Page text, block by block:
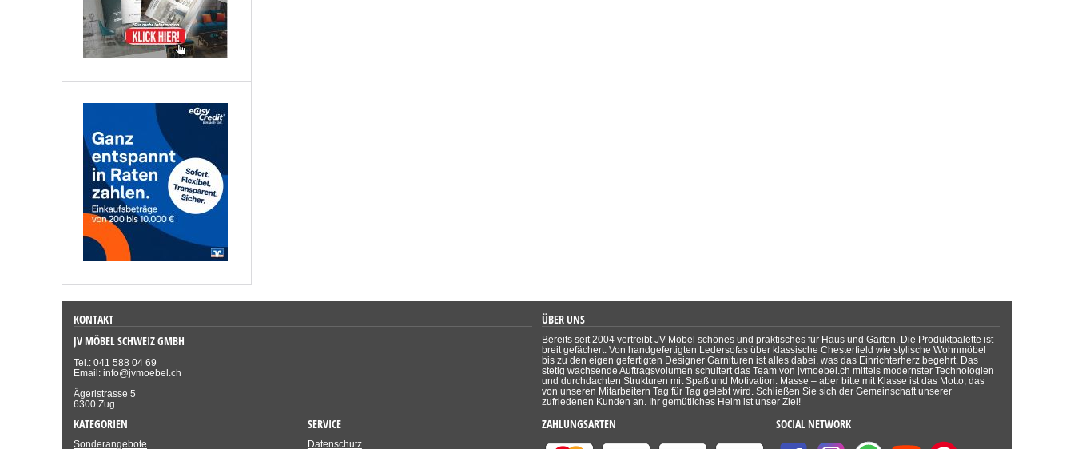
KONTAKT
JV MÖBEL SCHWEIZ GMBH
Tel.: 041 588 04 69
Email: info@jvmoebel.ch
Ägeristrasse 5
6300 Zug
ÜBER UNS
Bereits seit 2004 vertreibt JV Möbel schönes und praktisches für Haus und Garten. Die Produktpalette ist
breit gefächert. Von handgefertigten Ledersofas über klassische Chesterfield wie stylische Wohnmöbel
bis zu den eigen gefertigten Designer Garnituren ist alles dabei, was das Einrichterherz begehrt. Das
stetig wachsende Auftragsvolumen schultert das Team von jvmoebel.ch mittels modernster Technologien
und durchdachten Strukturen mit Spaß und Motivation. Masse – aber bitte mit Klasse ist das Motto, das
von unseren Mitarbeitern Tag für Tag gelebt wird. Schließen Sie sich der Gemeinschaft unserer
zufriedenen Kunden an. Ihr gemütliches Heim ist unser Ziel!
KATEGORIEN
Sonderangebote
SERVICE
Datenschutz
ZAHLUNGSARTEN SOCIAL NETWORK